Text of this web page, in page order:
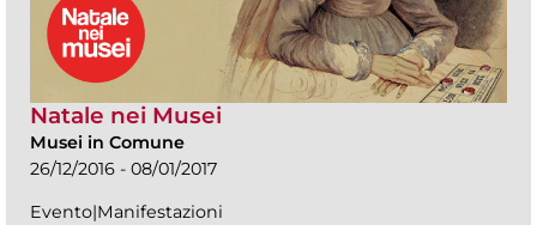
Natale nei Musei
Musei in Comune
26/12/2016 - 08/01/2017
Evento|Manifestazioni